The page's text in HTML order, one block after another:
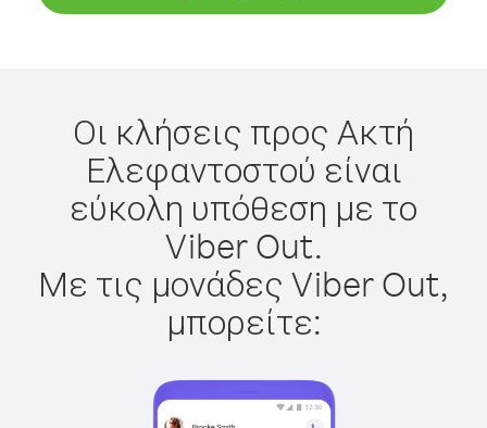
Οι κλήσεις προς Ακτή
Ελεφαντοστού είναι
εύκολη υπόθεση με το
Viber Out.
Με τις μονάδες Viber Out,
μπορείτε: